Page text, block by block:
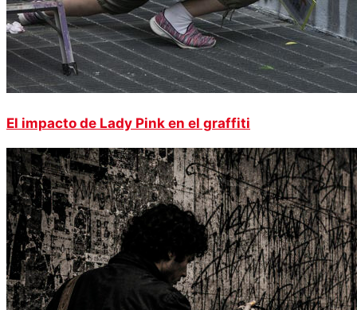
El impacto de Lady Pink en el graffiti